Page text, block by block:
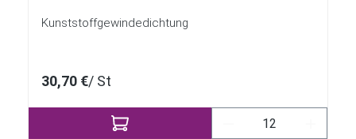
Kunststoffgewindedichtung
30,70 €/ St
Produkt Anzahl: